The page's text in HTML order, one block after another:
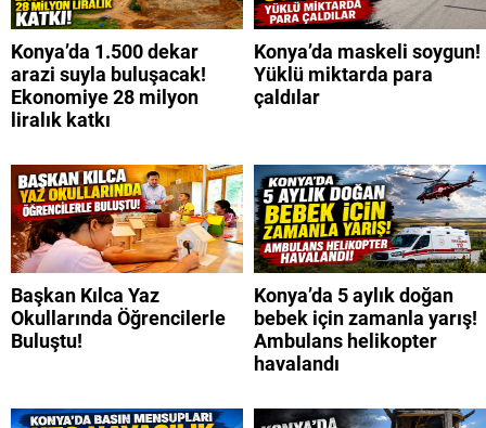
Konya’da 1.500 dekar
arazi suyla buluşacak!
Ekonomiye 28 milyon
liralık katkı
Konya’da maskeli soygun!
Yüklü miktarda para
çaldılar
Başkan Kılca Yaz
Okullarında Öğrencilerle
Buluştu!
Konya’da 5 aylık doğan
bebek için zamanla yarış!
Ambulans helikopter
havalandı